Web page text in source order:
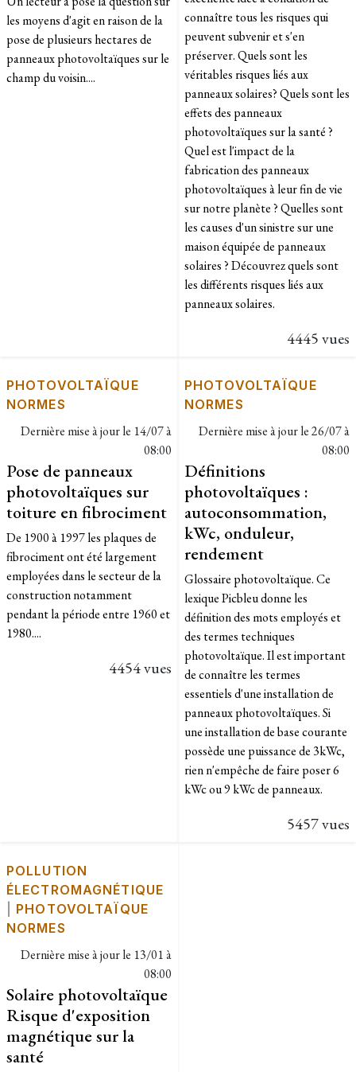
les moyens d'agit en raison de la
pose de plusieurs hectares de
panneaux photovoltaïques sur le
champ du voisin....
connaître tous les risques qui
peuvent subvenir et s'en
préserver. Quels sont les
véritables risques liés aux
panneaux solaires? Quels sont les
effets des panneaux
photovoltaïques sur la santé ?
Quel est l'impact de la
fabrication des panneaux
photovoltaïques à leur fin de vie
sur notre planète ? Quelles sont
les causes d'un sinistre sur une
maison équipée de panneaux
solaires ? Découvrez quels sont
les différents risques liés aux
panneaux solaires.
4445 vues
PHOTOVOLTAÏQUE
NORMES
Dernière mise à jour le 14/07 à
08:00
Pose de panneaux
photovoltaïques sur
toiture en fibrociment
De 1900 à 1997 les plaques de
fibrociment ont été largement
employées dans le secteur de la
construction notamment
pendant la période entre 1960 et
1980....
4454 vues
PHOTOVOLTAÏQUE
NORMES
Dernière mise à jour le26/07 à
08:00
Définitions
photovoltaïques :
autoconsommation,
kWc, onduleur,
rendement
Glossaire photovoltaïque. Ce
lexique Picbleu donne les
définition des mots employés et
des termes techniques
photovoltaïque. Il est important
de connaître les termes
essentiels d'une installation de
panneaux photovoltaïques. Si
une installation de base courante
possède une puissance de 3kWc,
rien n'empêche de faire poser 6
kWc ou 9 kWc de panneaux.​
5457 vues
POLLUTION
ÉLECTROMAGNÉTIQUE
PHOTOVOLTAÏQUE
NORMES
Dernière mise à jour le 13/01 à
08:00
Solaire photovoltaïque
Risque d'exposition
magnétique sur la
santé